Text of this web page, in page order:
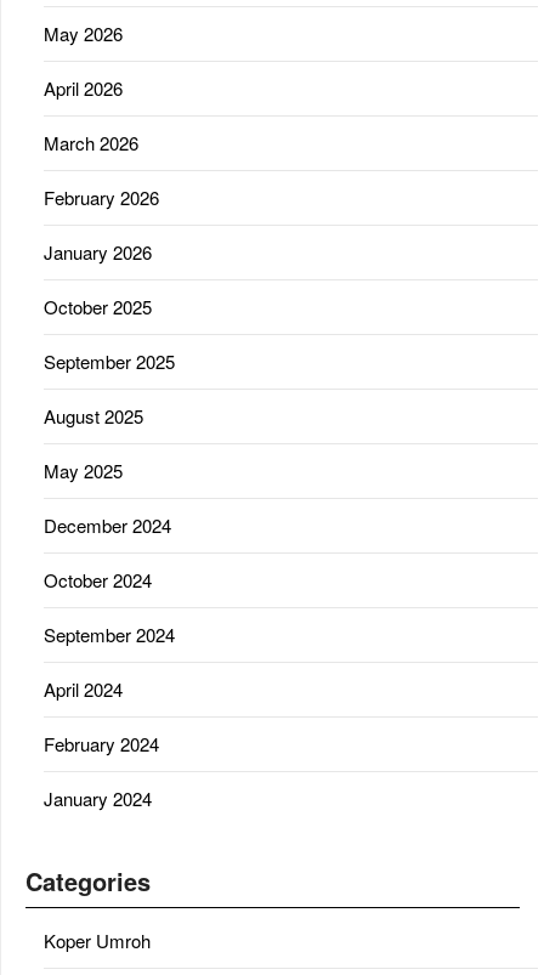
May 2026
April 2026
March 2026
February 2026
January 2026
October 2025
September 2025
August 2025
May 2025
December 2024
October 2024
September 2024
April 2024
February 2024
January 2024
Categories
Koper Umroh